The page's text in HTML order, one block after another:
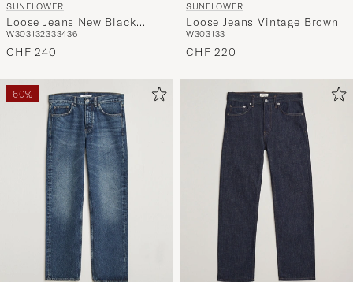
SUNFLOWER
Loose Jeans New Black
Worn
W303132333436
CHF 240
SUNFLOWER
Loose Jeans Vintage Brown
W303133
CHF 220
60%